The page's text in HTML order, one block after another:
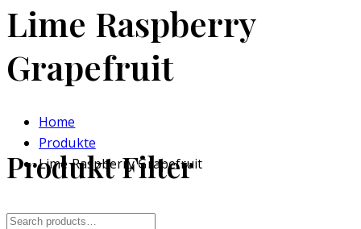
Lime Raspberry
Grapefruit
Home
Produkte
Lime Raspberry Grapefruit
Produkt Filter
Search